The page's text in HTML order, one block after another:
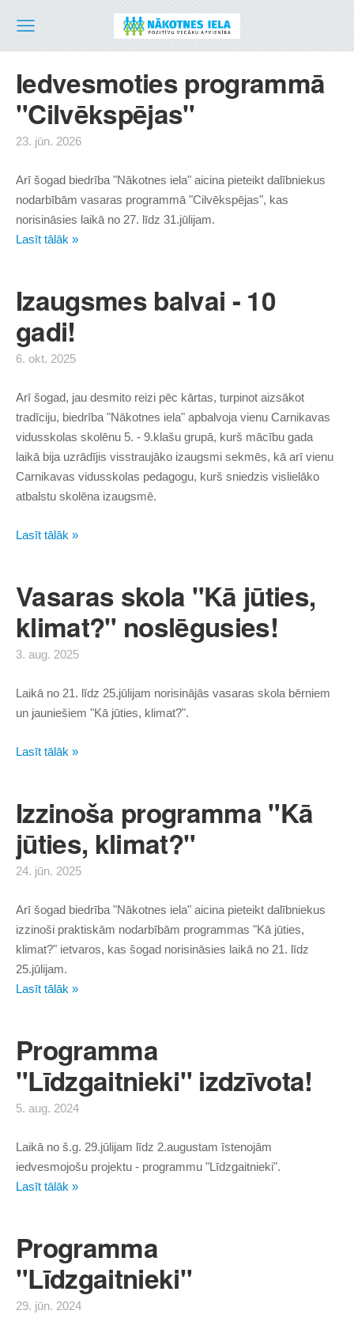
Iedvesmoties programmā
"Cilvēkspējas"
23. jūn. 2026
Arī šogad biedrība "Nākotnes iela" aicina pieteikt dalībniekus
nodarbībām vasaras programmā "Cilvēkspējas", kas
norisināsies laikā no 27. līdz 31.jūlijam.
Lasīt tālāk »
Izaugsmes balvai - 10
gadi!
6. okt. 2025
Arī šogad, jau desmito reizi pēc kārtas, turpinot aizsākot
tradīciju, biedrība "Nākotnes iela" apbalvoja vienu Carnikavas
vidusskolas skolēnu 5. - 9.klašu grupā, kurš mācību gada
laikā bija uzrādījis visstraujāko izaugsmi sekmēs, kā arī vienu
Carnikavas vidusskolas pedagogu, kurš sniedzis vislielāko
atbalstu skolēna izaugsmē.
Lasīt tālāk »
Vasaras skola "Kā jūties,
klimat?" noslēgusies!
3. aug. 2025
Laikā no 21. līdz 25.jūlijam norisinājās vasaras skola bērniem
un jauniešiem "Kā jūties, klimat?".
Lasīt tālāk »
Izzinoša programma "Kā
jūties, klimat?"
24. jūn. 2025
Arī šogad biedrība "Nākotnes iela" aicina pieteikt dalībniekus
izzinoši praktiskām nodarbībām programmas "Kā jūties,
klimat?" ietvaros, kas šogad norisināsies laikā no 21. līdz
25.jūlijam.
Lasīt tālāk »
Programma
"Līdzgaitnieki" izdzīvota!
5. aug. 2024
Laikā no š.g. 29.jūlijam līdz 2.augustam īstenojām
iedvesmojošu projektu - programmu "Līdzgaitnieki".
Lasīt tālāk »
Programma
"Līdzgaitnieki"
29. jūn. 2024